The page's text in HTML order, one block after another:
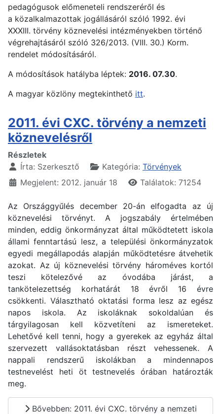
pedagógusok előmeneteli rendszeréről és
a közalkalmazottak jogállásáról szóló 1992. évi
XXXIII. törvény köznevelési intézményekben történő
végrehajtásáról szóló 326/2013. (VIII. 30.) Korm.
rendelet módosításáról.
A módosítások hatályba léptek: 2016. 07.30.
A magyar közlöny megtekinthető itt.
2011. évi CXC. törvény a nemzeti
köznevelésről
Részletek
Írta: Szerkesztő Kategória: Törvények
Megjelent: 2012. január 18
Találatok: 71254
Az Országgyűlés december 20-án elfogadta az új
köznevelési törvényt. A jogszabály értelmében
minden, eddig önkormányzat által működtetett iskola
állami fenntartású lesz, a települési önkormányzatok
egyedi megállapodás alapján működtetésre átvehetik
azokat. Az új köznevelési törvény hároméves kortól
teszi kötelezővé az óvodába járást, a
tankötelezettség korhatárát 18 évről 16 évre
csökkenti. Választható oktatási forma lesz az egész
napos iskola. Az iskoláknak sokoldalúan és
tárgyilagosan kell közvetíteni az ismereteket.
Lehetővé kell tenni, hogy a gyerekek az egyház által
szervezett vallásoktatásban részt vehessenek. A
nappali rendszerű iskolákban a mindennapos
testnevelést heti öt testnevelés órában határozták
meg.
Bővebben: 2011. évi CXC. törvény a nemzeti